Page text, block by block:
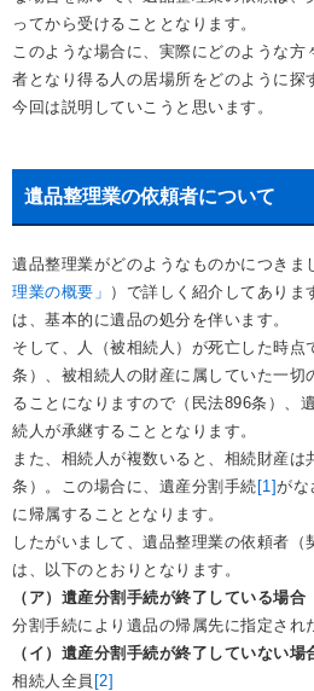
ってから受けることとなります。
このような場合に、実際にどのような
者となり得る人の居場所をどのように探
今回は説明していこうと思います。
遺品整理業の依頼者について
遺品整理業がどのようなものかにつきま
理業の概要」 ）で詳しく紹介してありま
は、基本的に遺品の処分を伴います。
そして、人（被相続人）が死亡した時点
条）、被相続人の財産に属していた一切
ることになりますので（民法896条）、
続人が承継することとなります。
また、相続人が複数いると、相続財産
条）。この場合に、遺産分割手続 [1]がな
に帰属することとなります。
したがいまして、遺品整理業の依頼者（
は、以下のとおりとなります。
（ア）遺産分割手続が終了している場合
分割手続により遺品の帰属先に指定され
（イ）遺産分割手続が終了していない場
相続人全員 [2]